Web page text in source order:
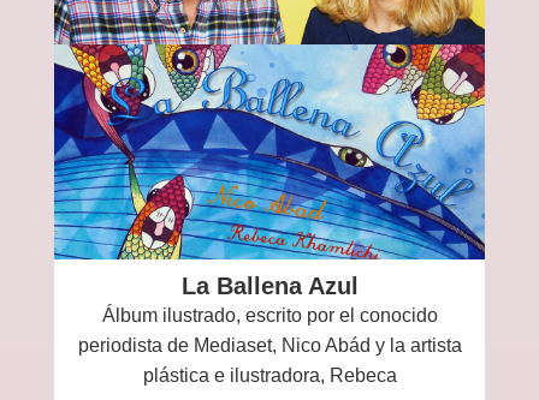
La Ballena Azul
Álbum ilustrado, escrito por el conocido
periodista de Mediaset, Nico Abád y la artista
plástica e ilustradora, Rebeca